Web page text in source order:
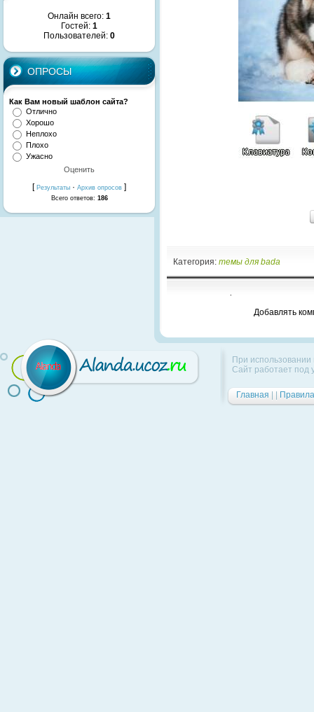
Онлайн всего: 1
Гостей: 1
Пользователей: 0
ОПРОСЫ
Как Вам новый шаблон сайта?
Отлично
Хорошо
Неплохо
Плохо
Ужасно
[ Результаты · Архив опросов ]
Всего ответов: 186
Категория: темы для bada
Добавлять
При
Сайт работает под
Главная Правила